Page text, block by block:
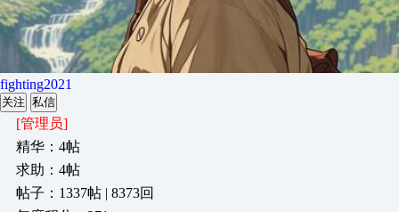
fighting2021
关注 私信
[管理员]
精华：4帖
求助：4帖
帖子：1337帖 | 8373回